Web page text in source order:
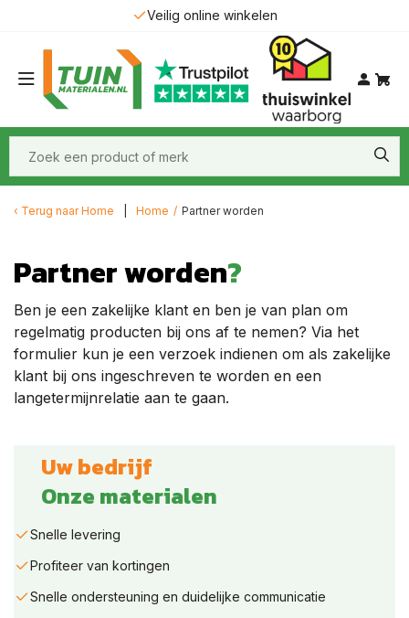
Veilig online winkelen
Terug naarHome Home / Partner worden
Partner worden?
Ben je een zakelijke klant en ben je van plan om
regelmatig producten bij ons af te nemen? Via het
formulier kun je een verzoek indienen om als zakelijke
klant bij ons ingeschreven te worden en een
langetermijnrelatie aan te gaan.
Uw bedrijf
Onze materialen
Snelle levering
Profiteer van kortingen
Snelle ondersteuning en duidelijke communicatie